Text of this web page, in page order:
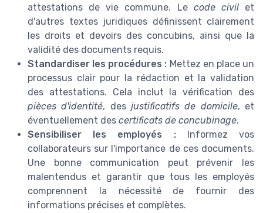
attestations de vie commune. Le code civilet
d'autres textes juridiques définissent clairement
les droits et devoirs des concubins, ainsi que la
validité des documents requis.
Standardiser les procédures : Mettez en place un
processus clair pour la rédaction et la validation
des attestations. Cela inclut la vérification des
pièces d'identité, desjustificatifs de domicile, et
éventuellement des certificats de concubinage.
Sensibiliser les employés :Informez vos
collaborateurs sur l'importance de ces documents.
Une bonne communication peut prévenir les
malentendus et garantir que tous les employés
comprennent la nécessité de fournir des
informations précises et complètes.